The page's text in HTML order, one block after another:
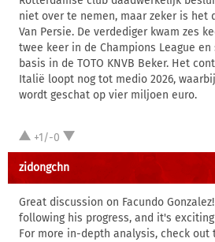
niet over te nemen, maar zeker is het
Van Persie. De verdediger kwam zes
twee keer in de Champions League
basis in de TOTO KNVB Beker. Het
Italië loopt nog tot medio 2026,
wordt geschat op vier miljoen euro.
+1/-0
zidongchn
Great discussion on Facundo
following his progress, and it's
For more in-depth analysis, check